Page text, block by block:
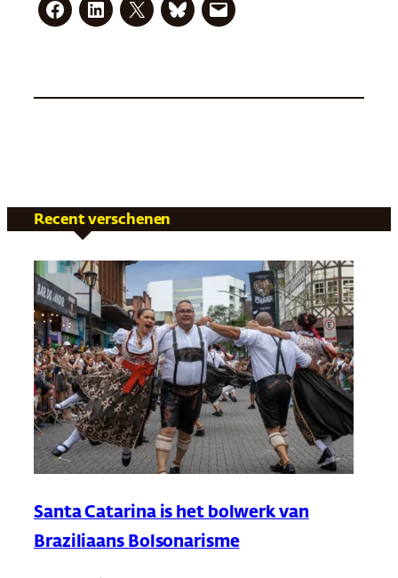
Recent verschenen
Santa Catarina is het bolwerk van
Braziliaans Bolsonarisme